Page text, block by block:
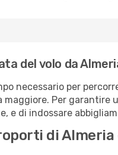
del volo da
necessario per
maggiore. Per garantire
e di indossare
di Almeria